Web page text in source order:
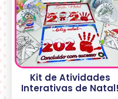
Kit de Atividades
Interativas de Natal!